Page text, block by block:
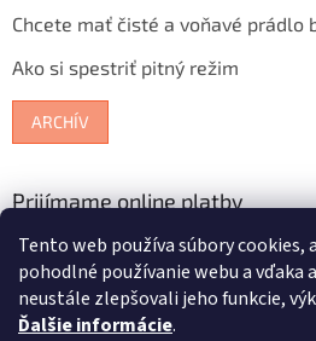
Tento web používa súbory cookies,
pohodlné používanie webu a vďaka
neustále zlepšovali jeho funkcie,
Ďalšie informácie.
Chcete mať čisté a voňavé prádlo
Ako si spestriť pitný režim
ARCHÍV
Prijímame online platby